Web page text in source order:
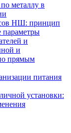
металлу в
НШ: принцип
параметры
и
и
прямым
питания
установки: